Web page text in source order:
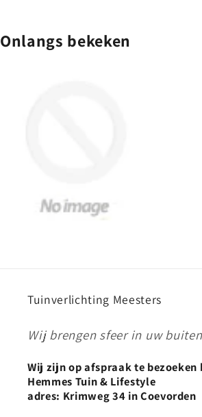
Onlangs bekeken
Tuinverlichting Meesters
Wij brengen sfeer in uw
Wij zijn op afspraak te bezoeken
Hemmes Tuin & Lifestyle
adres: Krimweg 34 in Coevorden